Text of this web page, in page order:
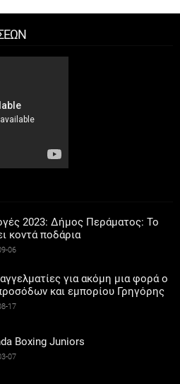
2023: Δήμος Περάματος: Το
κοντά ποδάρια
06
για ακόμη μια φορά ο
και εμπορίου Γρηγόρης
17
Boxing Juniors
07